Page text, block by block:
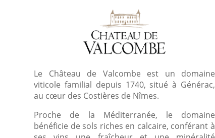
Le Château de Valcombe est un domaine
viticole familial depuis 1740, situé à Générac,
au cœur des Costières de Nîmes.
Proche de la Méditerranée, le domaine
bénéficie de sols riches en calcaire, conférant à